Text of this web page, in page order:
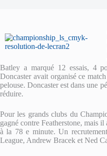
Batley a marqué 12 essais, 4
Doncaster avait organisé ce
pelouse. Doncaster est dans une
réduire.
Pour les grands clubs du
gagné contre Featherstone, mais
à la 78 e minute. Un
League, Andrew Bracek et Ned